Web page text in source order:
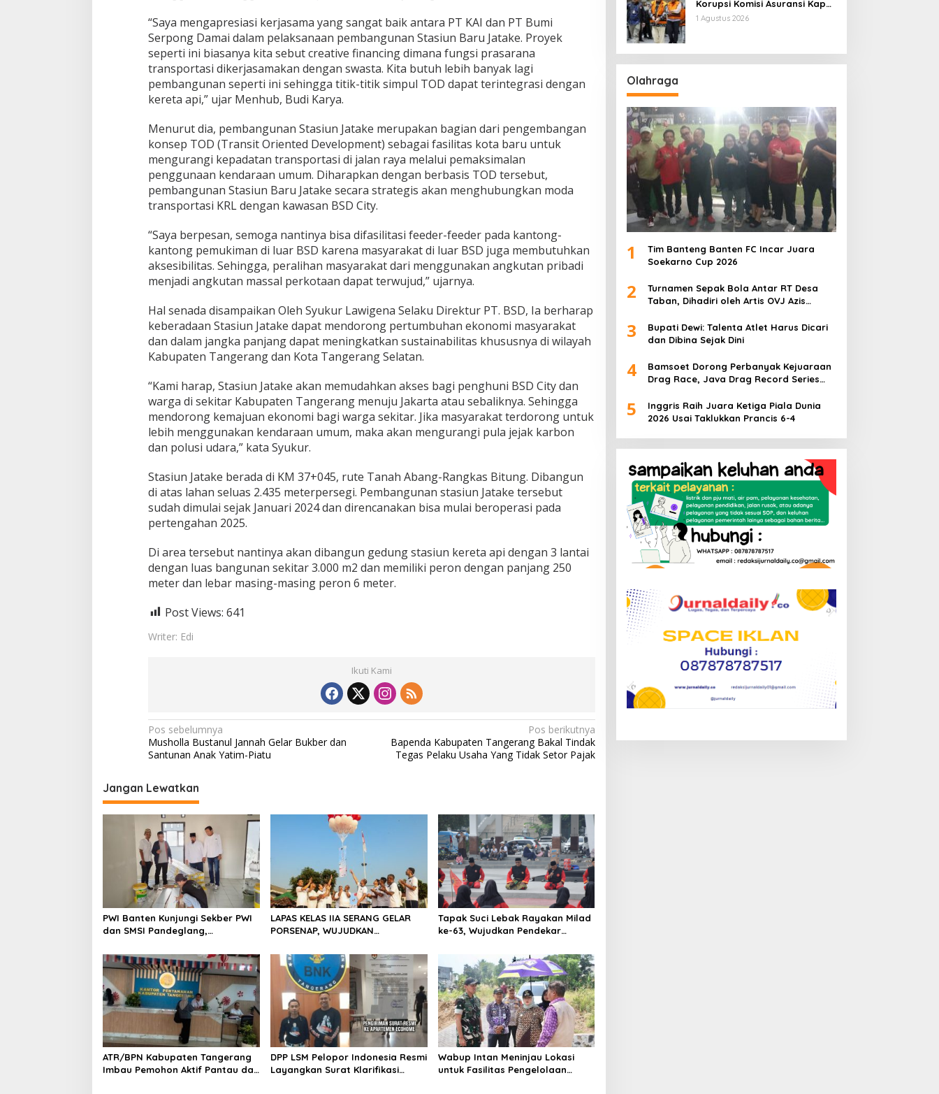
n
“Saya mengapresiasi kerjasama yang sangat baik antara PT KAI dan PT Bumi
Serpong Damai dalam pelaksanaan pembangunan Stasiun Baru Jatake. Proyek
seperti ini biasanya kita sebut creative financing dimana fungsi prasarana
transportasi dikerjasamakan dengan swasta. Kita butuh lebih banyak lagi
pembangunan seperti ini sehingga titik-titik simpul TOD dapat terintegrasi dengan
kereta api,” ujar Menhub, Budi Karya.
Menurut dia, pembangunan Stasiun Jatake merupakan bagian dari pengembangan
konsep TOD (Transit Oriented Development) sebagai fasilitas kota baru untuk
mengurangi kepadatan transportasi di jalan raya melalui pemaksimalan
penggunaan kendaraan umum. Diharapkan dengan berbasis TOD tersebut,
pembangunan Stasiun Baru Jatake secara strategis akan menghubungkan moda
transportasi KRL dengan kawasan BSD City.
“Saya berpesan, semoga nantinya bisa difasilitasi feeder-feeder pada kantong-
kantong pemukiman di luar BSD karena masyarakat di luar BSD juga membutuhkan
aksesibilitas. Sehingga, peralihan masyarakat dari menggunakan angkutan pribadi
menjadi angkutan massal perkotaan dapat terwujud,” ujarnya.
Hal senada disampaikan Oleh Syukur Lawigena Selaku Direktur PT. BSD, Ia berharap
keberadaan Stasiun Jatake dapat mendorong pertumbuhan ekonomi masyarakat
dan dalam jangka panjang dapat meningkatkan sustainabilitas khususnya di wilayah
Kabupaten Tangerang dan Kota Tangerang Selatan.
“Kami harap, Stasiun Jatake akan memudahkan akses bagi penghuni BSD City dan
warga di sekitar Kabupaten Tangerang menuju Jakarta atau sebaliknya. Sehingga
mendorong kemajuan ekonomi bagi warga sekitar. Jika masyarakat terdorong untuk
lebih menggunakan kendaraan umum, maka akan mengurangi pula jejak karbon
dan polusi udara,” kata Syukur.
Stasiun Jatake berada di KM 37+045, rute Tanah Abang-Rangkas Bitung. Dibangun
di atas lahan seluas 2.435 meterpersegi. Pembangunan stasiun Jatake tersebut
sudah dimulai sejak Januari 2024 dan direncanakan bisa mulai beroperasi pada
pertengahan 2025.
Di area tersebut nantinya akan dibangun gedung stasiun kereta api dengan 3 lantai
dengan luas bangunan sekitar 3.000 m2 dan memiliki peron dengan panjang 250
meter dan lebar masing-masing peron 6 meter.
Post Views: 641
Writer: Edi
Ikuti Kami
N
a
i
g
a
s
i
p
o
s
Pos sebelumnya
Musholla Bustanul Jannah Gelar Bukber dan
Santunan Anak Yatim-Piatu
Pos berikutnya
Bapenda Kabupaten Tangerang Bakal Tindak
Tegas Pelaku Usaha Yang Tidak Setor Pajak
Jangan Lewatkan
PWI Banten Kunjungi Sekber PWI
dan SMSI Pandeglang,
Organisasi
LAPAS KELAS IIA SERANG GELAR
PORSENAP, WUJUDKAN
Tapak Suci Lebak Rayakan Milad
ke-63, Wujudkan Pendekar
ATR/BPN Kabupaten Tangerang
Imbau Pemohon Aktif Pantau dan
DPP LSM Pelopor Indonesia Resmi
Layangkan Surat Klarifikasi
Wabup Intan Meninjau Lokasi
untuk Fasilitas Pengelolaan
Korupsi Komisi Asuransi Kapal
PT Pelni
1 Agustus 2026
Olahraga
1
Tim Banteng Banten FC Incar Juara
Soekarno Cup 2026
2
Turnamen Sepak Bola Antar RT Desa
Taban, Dihadiri oleh Artis OVJ Azis
3
Bupati Dewi: Talenta Atlet Harus Dicari
dan Dibina Sejak Dini
4
Bamsoet Dorong Perbanyak Kejuaraan
Drag Race, Java Drag Record Series
Muda
5
Inggris Raih Juara Ketiga Piala Dunia
2026 Usai Taklukkan Prancis 6-4